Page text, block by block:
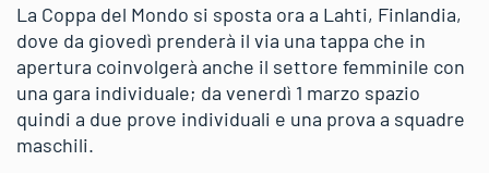
La Coppa del Mondo si sposta ora a Lahti, Finlandia,
dove da giovedì prenderà il via una tappa che in
apertura coinvolgerà anche il settore femminile con
una gara individuale; da venerdì 1 marzo spazio
quindi a due prove individuali e una prova a squadre
maschili.